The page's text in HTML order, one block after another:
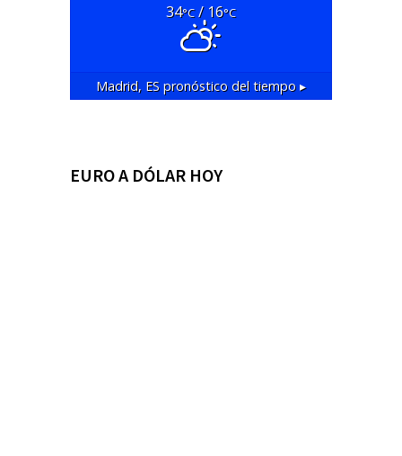
34°C/ 16°C
Madrid, ES pronóstico del tiempo ▸
EURO A DÓLAR HOY